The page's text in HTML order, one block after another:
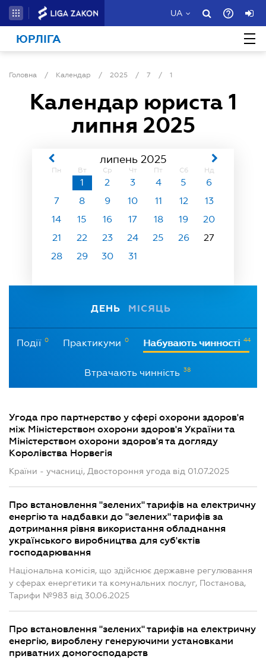
UA
ЮРЛІГА
Головна / Календар / 2025 / 7 / 1
Календар юриста 1
липня 2025
липень 2025
Пн Вт Ср Чт Пт Сб Нд
1 2 3 4 5
6
7
8 9 10 11 12
13
14
15 16 17 18 19
20
21
22 23 24 25 26
27
28
29 30 31
ДЕНЬ МІСЯЦЬ
Події 0 Практикуми 0 Набувають чинності 44
Втрачають чинність 38
Угода про партнерство у сфері охорони здоров'я
між Міністерством охорони здоров'я України та
Міністерством охорони здоров'я та догляду
Королівства Норвегія
Країни - учасниці, Двостороння угода від 01.07.2025
Про встановлення "зелених" тарифів на електричну
енергію та надбавки до "зелених" тарифів за
дотримання рівня використання обладнання
українського виробництва для суб'єктів
господарювання
Національна комісія, що здійснює державне регулювання
у сферах енергетики та комунальних послуг, Постанова,
Тарифи №983 від 30.06.2025
Про встановлення "зелених" тарифів на електричну
енергію, вироблену генеруючими установками
приватних домогосподарств